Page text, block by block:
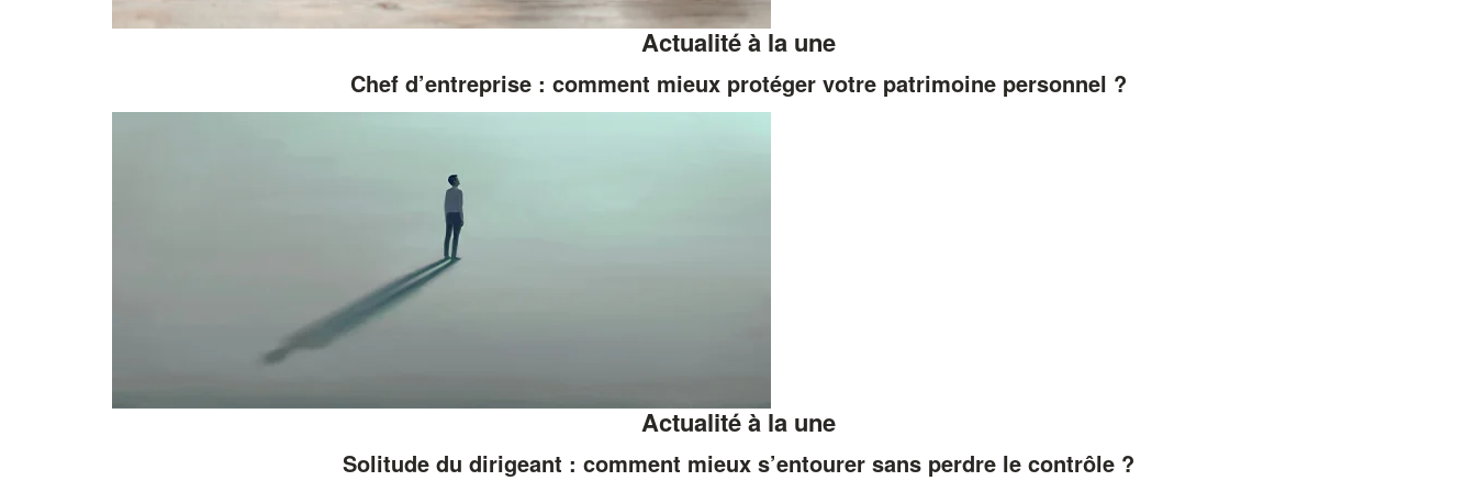
Actualité à la une
Chef d’entreprise : comment mieux protéger votre patrimoine personnel ?
Actualité à la une
Solitude du dirigeant : comment mieux s’entourer sans perdre le contrôle ?